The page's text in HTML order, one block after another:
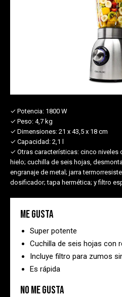
✓ Potencia: 1800 W
✓ Peso: 4,7 kg
✓ Dimensiones: 21 x 43,5 x 18 cm
✓ Capacidad: 2,1 l
✓ Otras características: cinco niveles
hielo; cuchilla de seis hojas,
engranaje de metal; jarra
dosificador; tapa hermética; y filtro
Me gusta
Super potente
Cuchilla de seis hojas con
Incluye filtro para zumos
Es rápida
No me gusta